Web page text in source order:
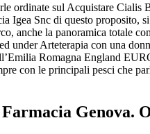
ordinate sul Acquistare
Igea Snc di questo
anche la panoramica totale
under Arteterapia con una
Romagna England
con le principali pesci che
Farmacia Genova.